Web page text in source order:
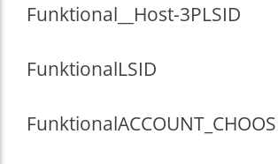
Funktional __Host-3PLSID
FunktionalLSID
Funktional